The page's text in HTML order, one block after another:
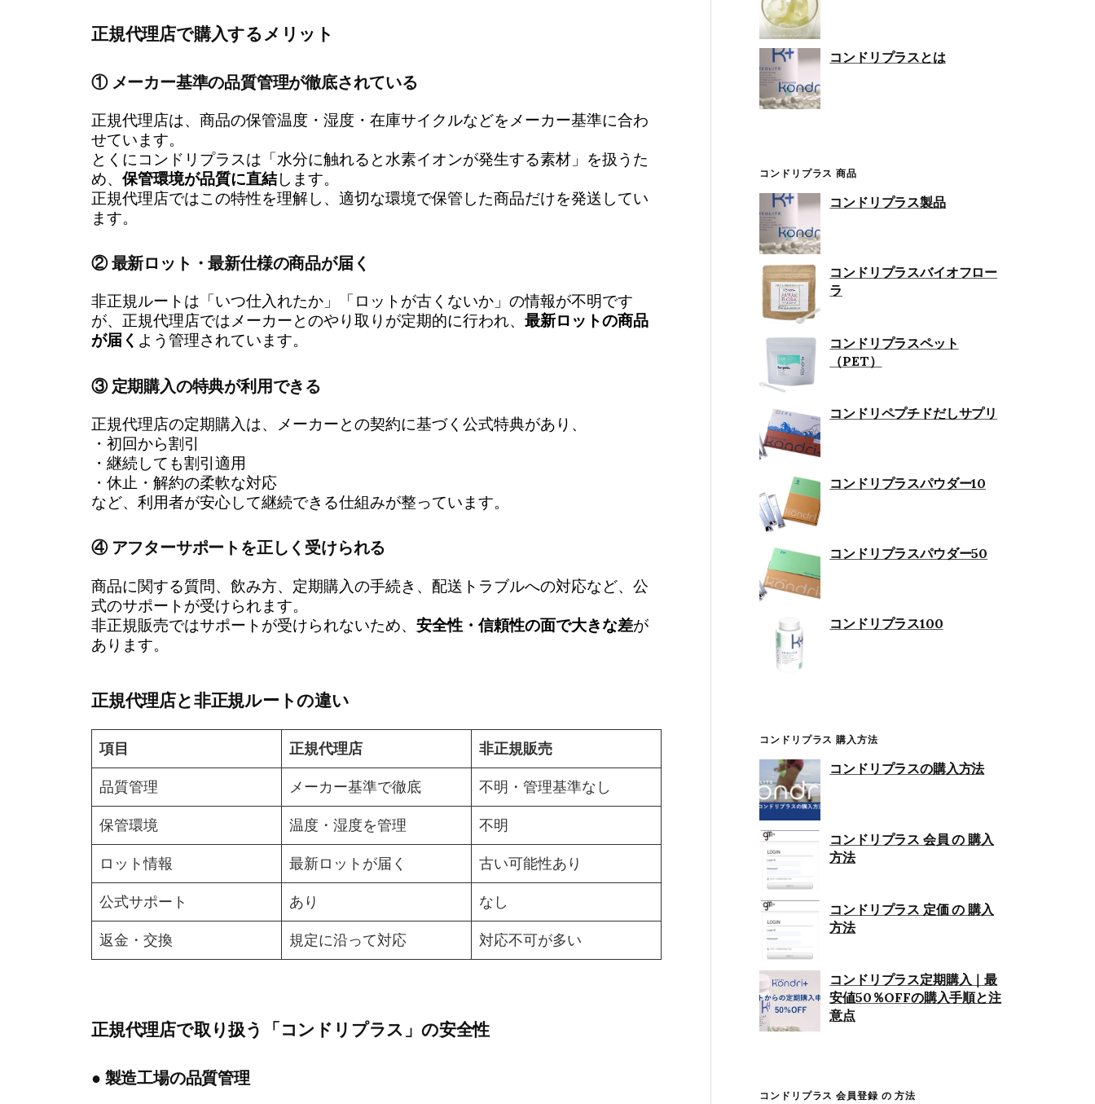
正規代理店で購入するメリット
① メーカー基準の品質管理が徹底されている
正規代理店は、商品の保管温度・湿度・在庫サイクルなどをメーカー基準に合わ
せています。
とくにコンドリプラスは「水分に触れると水素イオンが発生する素材」を扱うた
め、 保管環境が品質に直結します。
正規代理店ではこの特性を理解し、適切な環境で保管した商品だけを発送してい
ます。
② 最新ロット・最新仕様の商品が届く
非正規ルートは「いつ仕入れたか」「ロットが古くないか」の情報が不明です
が、正規代理店ではメーカーとのやり取りが定期的に行われ、 最新ロットの商品
が届く よう管理されています。
③ 定期購入の特典が利用できる
正規代理店の定期購入は、メーカーとの契約に基づく公式特典があり、
・初回から割引
・継続しても割引適用
・休止・解約の柔軟な対応
など、利用者が安心して継続できる仕組みが整っています。
④ アフターサポートを正しく受けられる
商品に関する質問、飲み方、定期購入の手続き、配送トラブルへの対応など、公
式のサポートが受けられます。
非正規販売ではサポートが受けられないため、 安全性・信頼性の面で大きな差が
あります。
正規代理店と非正規ルートの違い
項目 正規代理店 非正規販売
品質管理 メーカー基準で徹底 不明・管理基準なし
保管環境 温度・湿度を管理 不明
ロット情報 最新ロットが届く 古い可能性あり
公式サポート あり なし
返金・交換 規定に沿って対応 対応不可が多い
正規代理店で取り扱う「コンドリプラス」の安全性
● 製造工場の品質管理
コンドリプラスとは
コンドリプラス 商品
コンドリプラス製品
コンドリプラスバイオフロー
ラ
コンドリプラスペット
（PET）
コンドリペプチドだしサプリ
コンドリプラスパウダー10
コンドリプラスパウダー50
コンドリプラス100
コンドリプラス 購入方法
コンドリプラスの購入方法
コンドリプラス 会員 の 購入
方法
コンドリプラス 定価 の 購入
方法
コンドリプラス定期購入｜最
安値50％OFFの購入手順と注
意点
コンドリプラス 会員登録 の 方法